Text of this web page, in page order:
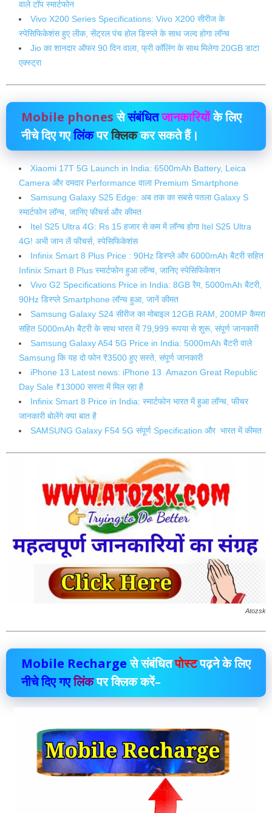
वाले टॉप स्मार्टफोन
Vivo X200 Series Specifications: Vivo X200 सीरीज के
स्पेसिफिकेशंस हुए लीक, सेंट्रल पंच होल डिस्प्ले के साथ जल्द होगा लॉन्च
Jio का शानदार ऑफर 90 दिन वाला, फ्री कॉलिंग के साथ मिलेगा 20GB डाटा
एक्स्ट्रा
Mobile phonesसेसंबंधितजानकारियोंके लिए
नीचे दिए गएलिंकपरक्लिककर सकते हैं।
Xiaomi 17T 5G Launch in India: 6500mAh Battery, Leica
Camera और दमदार Performance वाला Premium Smartphone
Samsung Galaxy S25 Edge: अब तक का सबसे पतला Galaxy S
स्मार्टफोन लॉन्च, जानिए फीचर्स और कीमत
Itel S25 Ultra 4G: Rs 15 हजार से कम में लॉन्‍च होगा Itel S25 Ultra
4G! अभी जान लें फीचर्स, स्‍पेसिफ‍िकेशंस
Infinix Smart 8 Plus Price : 90Hz डिस्प्ले और 6000mAh बैटरी सहित
Infinix Smart 8 Plus स्मार्टफोन हुआ लॉन्च, जानिए स्पेसिफिकेशन
Vivo G2 Specifications Price in India: 8GB रैम, 5000mAh बैटरी,
90Hz डिस्प्ले Smartphone लॉन्च हुआ, जानें कीमत
Samsung Galaxy S24 सीरीज का मोबाइल 12GB RAM, 200MP कैमरा
सहित 5000mAh बैटरी के साथ भारत में 79,999 रूपया से शुरू, संपूर्ण जानकारी
Samsung Galaxy A54 5G Price in India: 5000mAh बैटरी वाले
Samsung कि यह दो फोन ₹3500 हुए सस्ते, संपूर्ण जानकारी
iPhone 13 Latest news: iPhone 13 Amazon Great Republic
Day Sale ₹13000 सस्ता में मिल रहा है
Infinix Smart 8 Price in India: स्मार्टफोन भारत में हुआ लॉन्च, फीचर
जानकारी बोलेंगे क्या बात है
SAMSUNG Galaxy F54 5G संपूर्ण Specification और भारत में कीमत
Atozsk
Mobile Rechargeसे संबंधितपोस्टपढ़ने के लिए
नीचे दिए गएलिंकपर क्लिक करें–